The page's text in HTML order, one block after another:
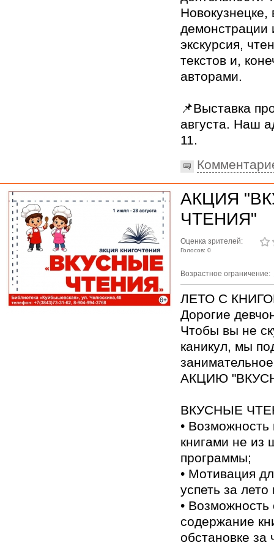
Новокузнецке,
демонстрации
экскурсия,
текстов и,
авторами.
📌Выставка
августа. Наш
11.
АКЦИЯ
ЧТЕНИЯ"
Оценка зрителей:
Голосов: 0
Возрастное ограничение:
ЛЕТО С
Дорогие
Чтобы вы не
каникул, мы
АКЦИЮ
ВКУСНЫЕ
• Возможность
книгами не из
программы;
• Мотивация
успеть за лето
• Возможность
содержание
обстановке за